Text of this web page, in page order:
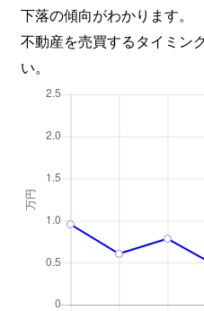
下落の傾向がわかります。
不動産を売買するタイミン
い。